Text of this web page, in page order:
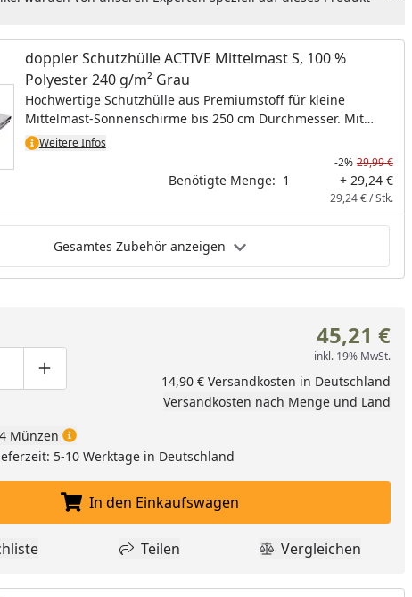
doppler Schutzhülle ACTIVE Mittelmast S, 100 %
Polyester 240 g/m² Grau
Hochwertige Schutzhülle aus Premiumstoff für kleine
Mittelmast-Sonnenschirme bis 250 cm Durchmesser. Mit
Bindekordel zum Fixieren. Polyester 240 g/m².
Weitere Infos
-2% 29,99 €
Benötigte Menge: 1 + 29,24 €
29,24 € / Stk.
Gesamtes Zubehör anzeigen
um eins verringern
manuell eingeben
Produktmenge um eins erhöhen
45,21 €
inkl. 19% MwSt.
14,90 € Versandkosten in Deutschland
Versandkosten nach Menge und Land
Münzen
5-10 Werktage in Deutschland
In den Einkaufswagen legen
In den Einkaufswagen
zur Wunschliste hinzufügen
Teilen
Teilen Produkt
Vergleichen